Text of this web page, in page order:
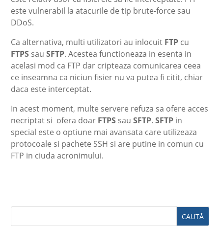
este vulnerabil la atacurile de tip brute-force sau
DDoS.
Ca alternativa, multi utilizatori au inlocuit FTP cu
FTPS sauSFTP. Acestea functioneaza in esenta in
acelasi mod ca FTP dar cripteaza comunicarea ceea
ce inseamna ca niciun fisier nu va putea fi citit, chiar
daca este interceptat.
In acest moment, multe servere refuza sa ofere acces
necriptat si ofera doar FTPS sauSFTP.SFTP in
special este o optiune mai avansata care utilizeaza
protocoale si pachete SSH si are putine in comun cu
FTP in ciuda acronimului.